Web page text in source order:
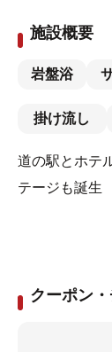
施設概要
岩盤浴
掛け流し
道の駅とホテ
テージも誕生
クーポン